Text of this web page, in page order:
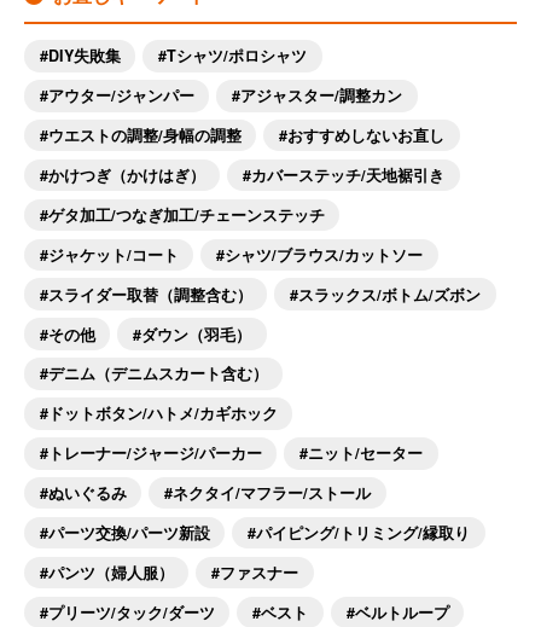
DIY失敗集
Tシャツ/ポロシャツ
アウター/ジャンパー
アジャスター/調整カン
ウエストの調整/身幅の調整
おすすめしないお直し
かけつぎ（かけはぎ）
カバーステッチ/天地裾引き
ゲタ加工/つなぎ加工/チェーンステッチ
ジャケット/コート
シャツ/ブラウス/カットソー
スライダー取替（調整含む）
スラックス/ボトム/ズボン
その他
ダウン（羽毛）
デニム（デニムスカート含む）
ドットボタン/ハトメ/カギホック
トレーナー/ジャージ/パーカー
ニット/セーター
ぬいぐるみ
ネクタイ/マフラー/ストール
パーツ交換/パーツ新設
パイピング/トリミング/縁取り
パンツ（婦人服）
ファスナー
プリーツ/タック/ダーツ
ベスト
ベルトループ